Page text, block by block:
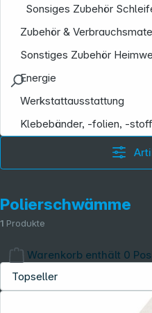
Warenkorb enthält 0
Sonsiges Zubehör
Zubehör &
Sonstiges Zubehör
Energie
Werkstattausstattung
Klebebänder, -folien, -
Polierschwämme
1 Produkte